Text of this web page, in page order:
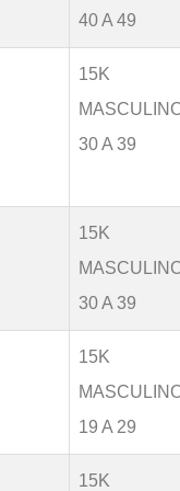
40 A 49
15K
30 A 39
15K
30 A 39
15K
19 A 29
15K